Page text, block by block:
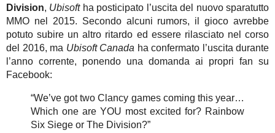
Division, Ubisoft ha posticipato l’uscita del nuovo sparatutto
MMO nel 2015. Secondo alcuni rumors, il gioco avrebbe
potuto subire un altro ritardo ed essere rilasciato nel corso
del 2016, ma Ubisoft Canada ha confermato l’uscita durante
l’anno corrente, ponendo una domanda ai propri fan su
Facebook:
“We’ve got two Clancy games coming this year…
Which one are YOU most excited for? Rainbow
Six Siege or The Division?”